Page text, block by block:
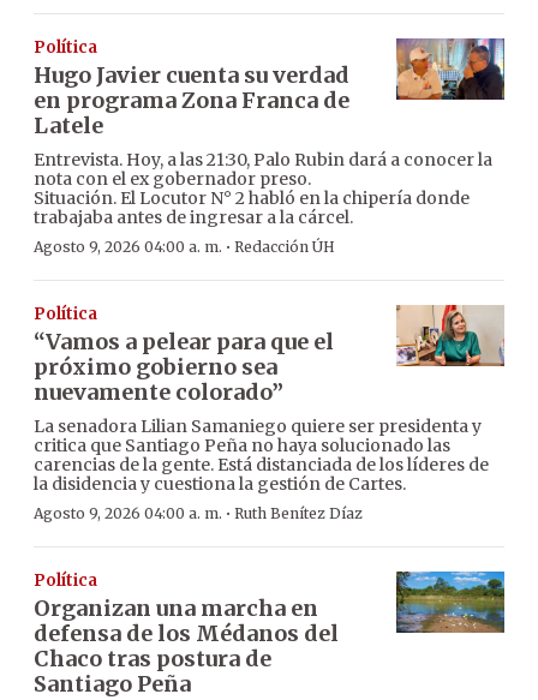
Política
Hugo Javier cuenta su verdad
en programa Zona Franca de
Latele
Entrevista. Hoy, a las 21:30, Palo Rubin dará a conocer la
nota con el ex gobernador preso.
Situación. El Locutor N° 2 habló en la chipería donde
trabajaba antes de ingresar a la cárcel.
Agosto 9, 2026 04:00 a. m. · Redacción ÚH
Política
“Vamos a pelear para que el
próximo gobierno sea
nuevamente colorado”
La senadora Lilian Samaniego quiere ser presidenta y
critica que Santiago Peña no haya solucionado las
carencias de la gente. Está distanciada de los líderes de
la disidencia y cuestiona la gestión de Cartes.
Agosto 9, 2026 04:00 a. m. · Ruth Benítez Díaz
Política
Organizan una marcha en
defensa de los Médanos del
Chaco tras postura de
Santiago Peña